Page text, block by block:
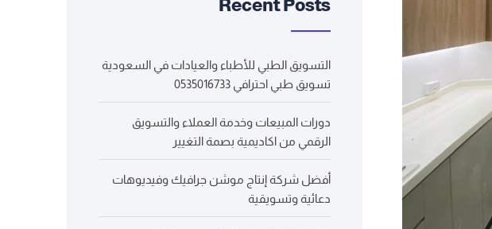
Recent Posts
التسويق الطبي للأطباء والعيادات في السعودية
تسويق طبي احترافي 0535016733
دورات المبيعات وخدمة العملاء والتسويق
الرقمي من اكاديمية بصمة التغيير
أفضل شركة إنتاج موشن جرافيك وفيديوهات
دعائية وتسويقية